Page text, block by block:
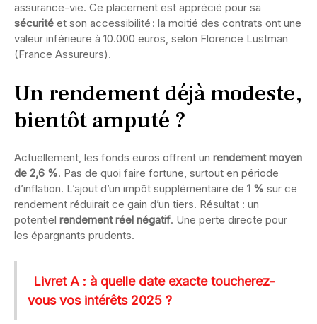
assurance-vie. Ce placement est apprécié pour sa
sécurité et son accessibilité : la moitié des contrats ont une
valeur inférieure à 10.000 euros, selon Florence Lustman
(France Assureurs).
Un rendement déjà modeste,
bientôt amputé ?
Actuellement, les fonds euros offrent un rendement moyen
de 2,6 %. Pas de quoi faire fortune, surtout en période
d’inflation. L’ajout d’un impôt supplémentaire de 1 % sur ce
rendement réduirait ce gain d’un tiers. Résultat : un
potentiel rendement réel négatif. Une perte directe pour
les épargnants prudents.
Livret A : à quelle date exacte toucherez-
vous vos intérêts 2025 ?